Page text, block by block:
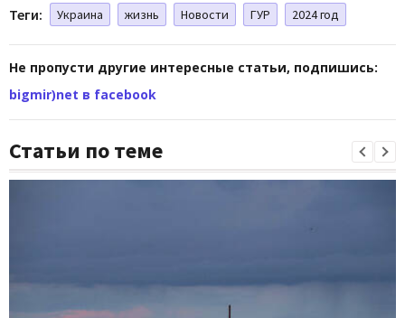
Теги: Украина жизнь Новости ГУР 2024 год
Не пропусти другие интересные статьи, подпишись:
bigmir)net в facebook
Статьи по теме